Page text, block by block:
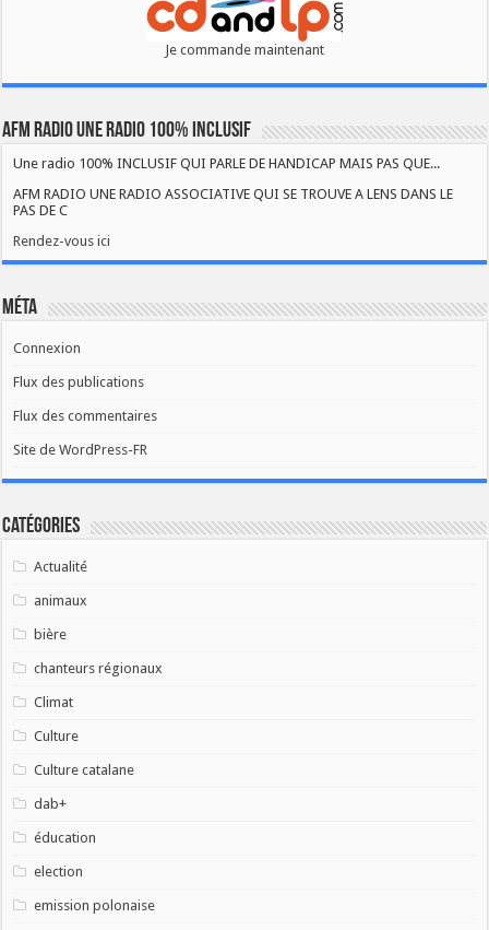
Je commande maintenant
AFM RADIO UNE RADIO 100% INCLUSIF
Une radio 100% INCLUSIF QUI PARLE DE HANDICAP MAIS PAS QUE...
AFM RADIO UNE RADIO ASSOCIATIVE QUI SE TROUVE A LENS DANS LE
PAS DE C
Rendez-vous ici
Méta
Connexion
Flux des publications
Flux des commentaires
Site de WordPress-FR
Catégories
Actualité
animaux
bière
chanteurs régionaux
Climat
Culture
Culture catalane
dab+
éducation
election
emission polonaise